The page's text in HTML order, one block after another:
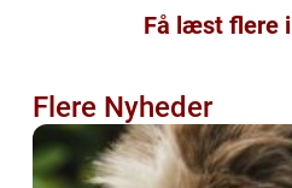
Få læst flere
Flere Nyheder